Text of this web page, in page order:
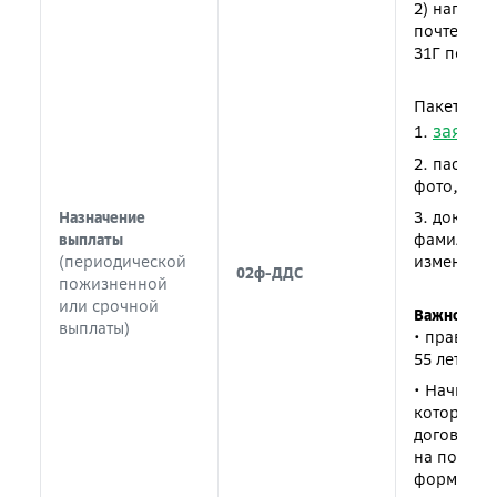
Назначение
выплаты
(периодической
пожизненной
или срочной
выплаты)
02ф-ДДС
2)
почте
31Г
Пакет
1.
2.
фото,
3.
фамилии,
Важно!
• право
55 лет,
•
котором
договору
на